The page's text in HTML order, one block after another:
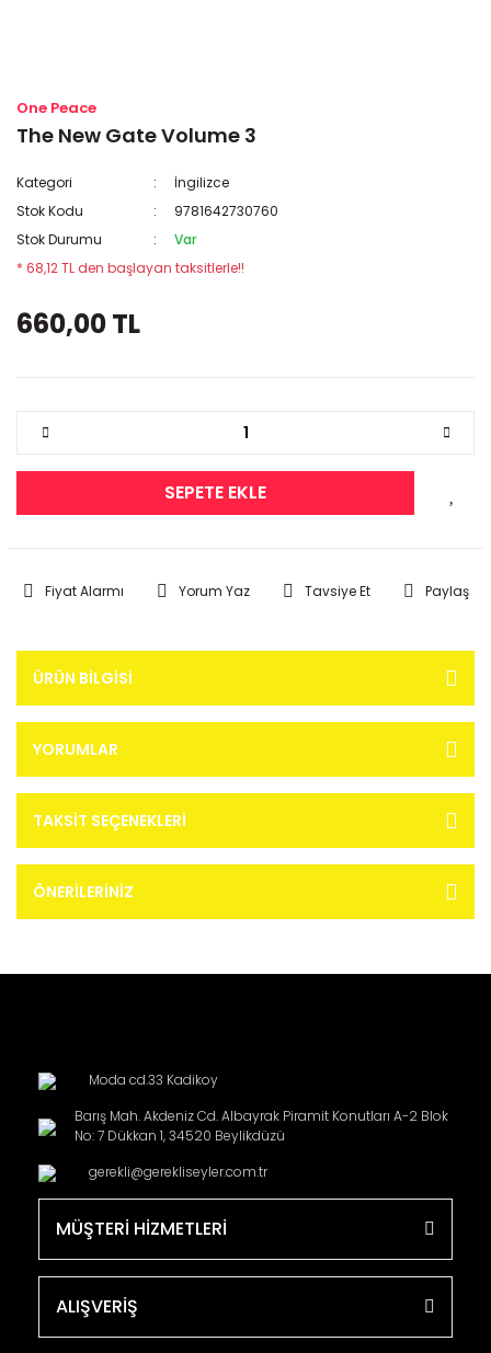
One Peace
The New Gate Volume 3
Kategori
İngilizce
Stok Kodu
9781642730760
Stok Durumu
Var
* 68,12 TL den başlayan taksitlerle!!
660,00 TL
SEPETE EKLE
Fiyat Alarmı Yorum Yaz Tavsiye Et Paylaş
ÜRÜN BILGISI
YORUMLAR
TAKSIT SEÇENEKLERI
ÖNERILERINIZ
Moda cd.33 Kadikoy
Barış Mah. Akdeniz Cd. Albayrak Piramit Konutları A-2 Blok
No: 7 Dükkan 1, 34520 Beylikdüzü
gerekli@gerekliseyler.com.tr
MÜŞTERİ HİZMETLERİ
ALIŞVERİŞ